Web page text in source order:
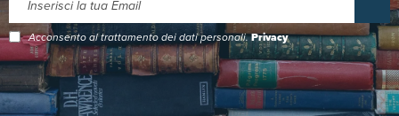
Acconsento al trattamento dei dati personali.Privacy